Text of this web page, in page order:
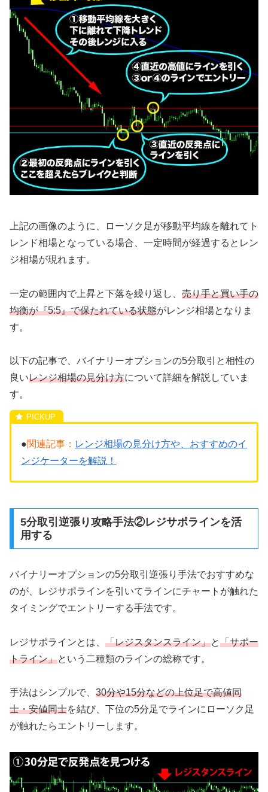
上記の画像のように、ローソク足が移動平均線を離れてト
レンド相場となっている場合、一定時間が経過するとレン
ジ相場が現れます。
一定の範囲内で上昇と下落を繰り返し、 売り手と買い手の
均衡が『5:5』で保たれている状態がレンジ相場となりま
す。
以下の記事で、バイナリーオプションの5分取引と相性の
良いレンジ相場の見分け方について詳細を解説していま
す。
●関連記事： レンジ相場の見分け方や、おすすめのイ
ンジケーターを解説！
5分取引逆張り攻略手法②レジサポラインを活
用する
バイナリーオプションの5分取引逆張り手法でおすすめな
のが、レジサポラインを引いてラインにチャートが触れた
タイミングでエントリーする手法です。
レジサポラインとは、 「レジスタンスライン」と「サポー
トライン」という二種類のラインの総称です。
手法はシンプルで、 30分や15分などの上位足で高値同
士・安値同士を結び、下位の5分足でラインにローソク足
が触れたらエントリーします。